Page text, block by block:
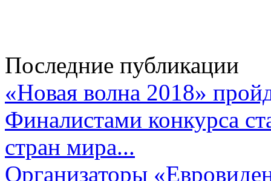
Последние публикации
«Новая волна 2018»
Финалистами конкурса
стран мира...
Организаторы